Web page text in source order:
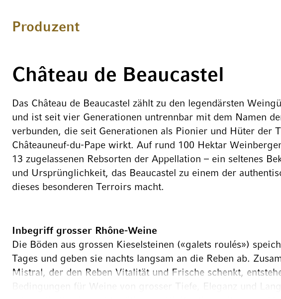
Produzent
Château de Beaucastel
Das Château de Beaucastel zählt zu den legendärsten
und ist seit vier Generationen untrennbar mit dem Namen
verbunden, die seit Generationen als Pionier und Hüter der
Châteauneuf-du-Pape wirkt. Auf rund 100 Hektar
13 zugelassenen Rebsorten der Appellation – ein seltenes
und Ursprünglichkeit, das Beaucastel zu einem der
dieses besonderen Terroirs macht.
Inbegriff grosser Rhône-Weine
Die Böden aus grossen Kieselsteinen («galets roulés»)
Tages und geben sie nachts langsam an die Reben ab.
Mistral, der den Reben Vitalität und Frische schenkt,
Bedingungen für Weine von grosser Tiefe, Eleganz und